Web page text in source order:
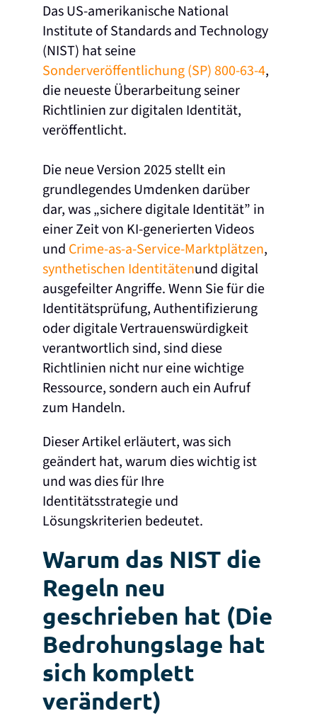
Das US-amerikanische National
Institute of Standards and Technology
(NIST) hat seine
Sonderveröffentlichung (SP) 800-63-4,
die neueste Überarbeitung seiner
Richtlinien zur digitalen Identität,
veröffentlicht.
Die neue Version 2025 stellt ein
grundlegendes Umdenken darüber
dar, was „sichere digitale Identität” in
einer Zeit von KI-generierten Videos
und Crime-as-a-Service-Marktplätzen,
synthetischen Identitätenund digital
ausgefeilter Angriffe. Wenn Sie für die
Identitätsprüfung, Authentifizierung
oder digitale Vertrauenswürdigkeit
verantwortlich sind, sind diese
Richtlinien nicht nur eine wichtige
Ressource, sondern auch ein Aufruf
zum Handeln.
Dieser Artikel erläutert, was sich
geändert hat, warum dies wichtig ist
und was dies für Ihre
Identitätsstrategie und
Lösungskriterien bedeutet.
Warum das NIST die
Regeln neu
geschrieben hat (Die
Bedrohungslage hat
sich komplett
verändert)